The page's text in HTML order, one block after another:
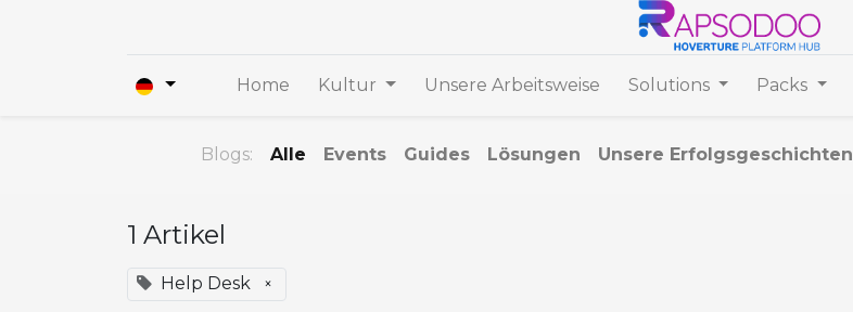
Home Kultur Unsere Arbeitsweise Solutions Packs
Blogs: Alle Events Guides Lösungen Unsere Erfolgsgeschichten
1 Artikel
Help Desk ×